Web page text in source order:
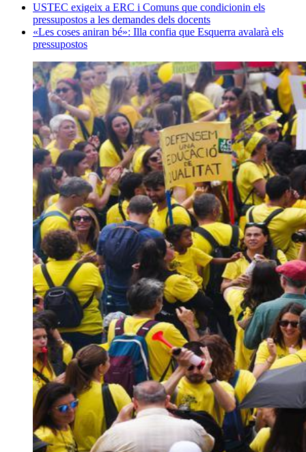
USTEC exigeix a ERC i Comuns que condicionin els
pressupostos a les demandes dels docents
«Les coses aniran bé»: Illa confia que Esquerra avalarà els
pressupostos